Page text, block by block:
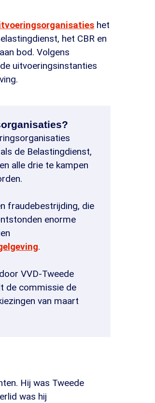
het
het CBR en
bod. Volgens
uitvoeringsinstanties
de Belastingdienst,
alle drie te kampen
fraudebestrijding, die
enorme
.
VVD-Tweede
de commissie de
van maart
Hij was Tweede
was hij